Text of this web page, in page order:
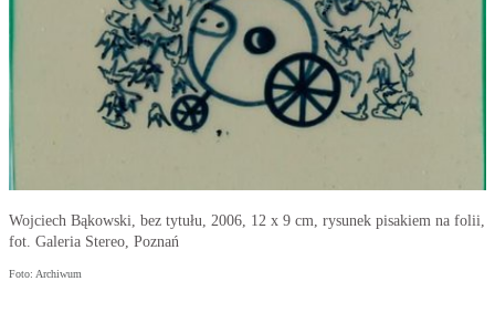
Wojciech Bąkowski, bez tytułu, 2006, 12 x 9 cm, rysunek pisakiem na folii,
fot. Galeria Stereo, Poznań
Foto: Archiwum